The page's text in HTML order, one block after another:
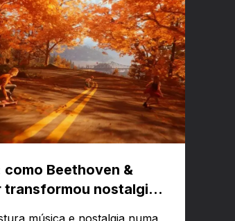
Beethoven &
transformou nostalgia